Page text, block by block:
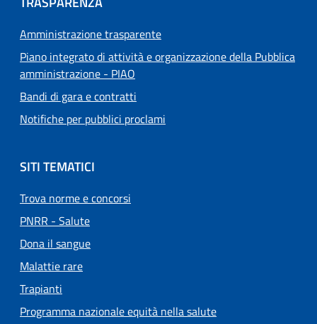
Amministrazione trasparente
Piano integrato di attività e organizzazione della Pubblica
amministrazione - PIAO
Bandi di gara e contratti
Notifiche per pubblici proclami
SITI TEMATICI
Trova norme e concorsi
PNRR - Salute
Dona il sangue
Malattie rare
Trapianti
Programma nazionale equità nella salute